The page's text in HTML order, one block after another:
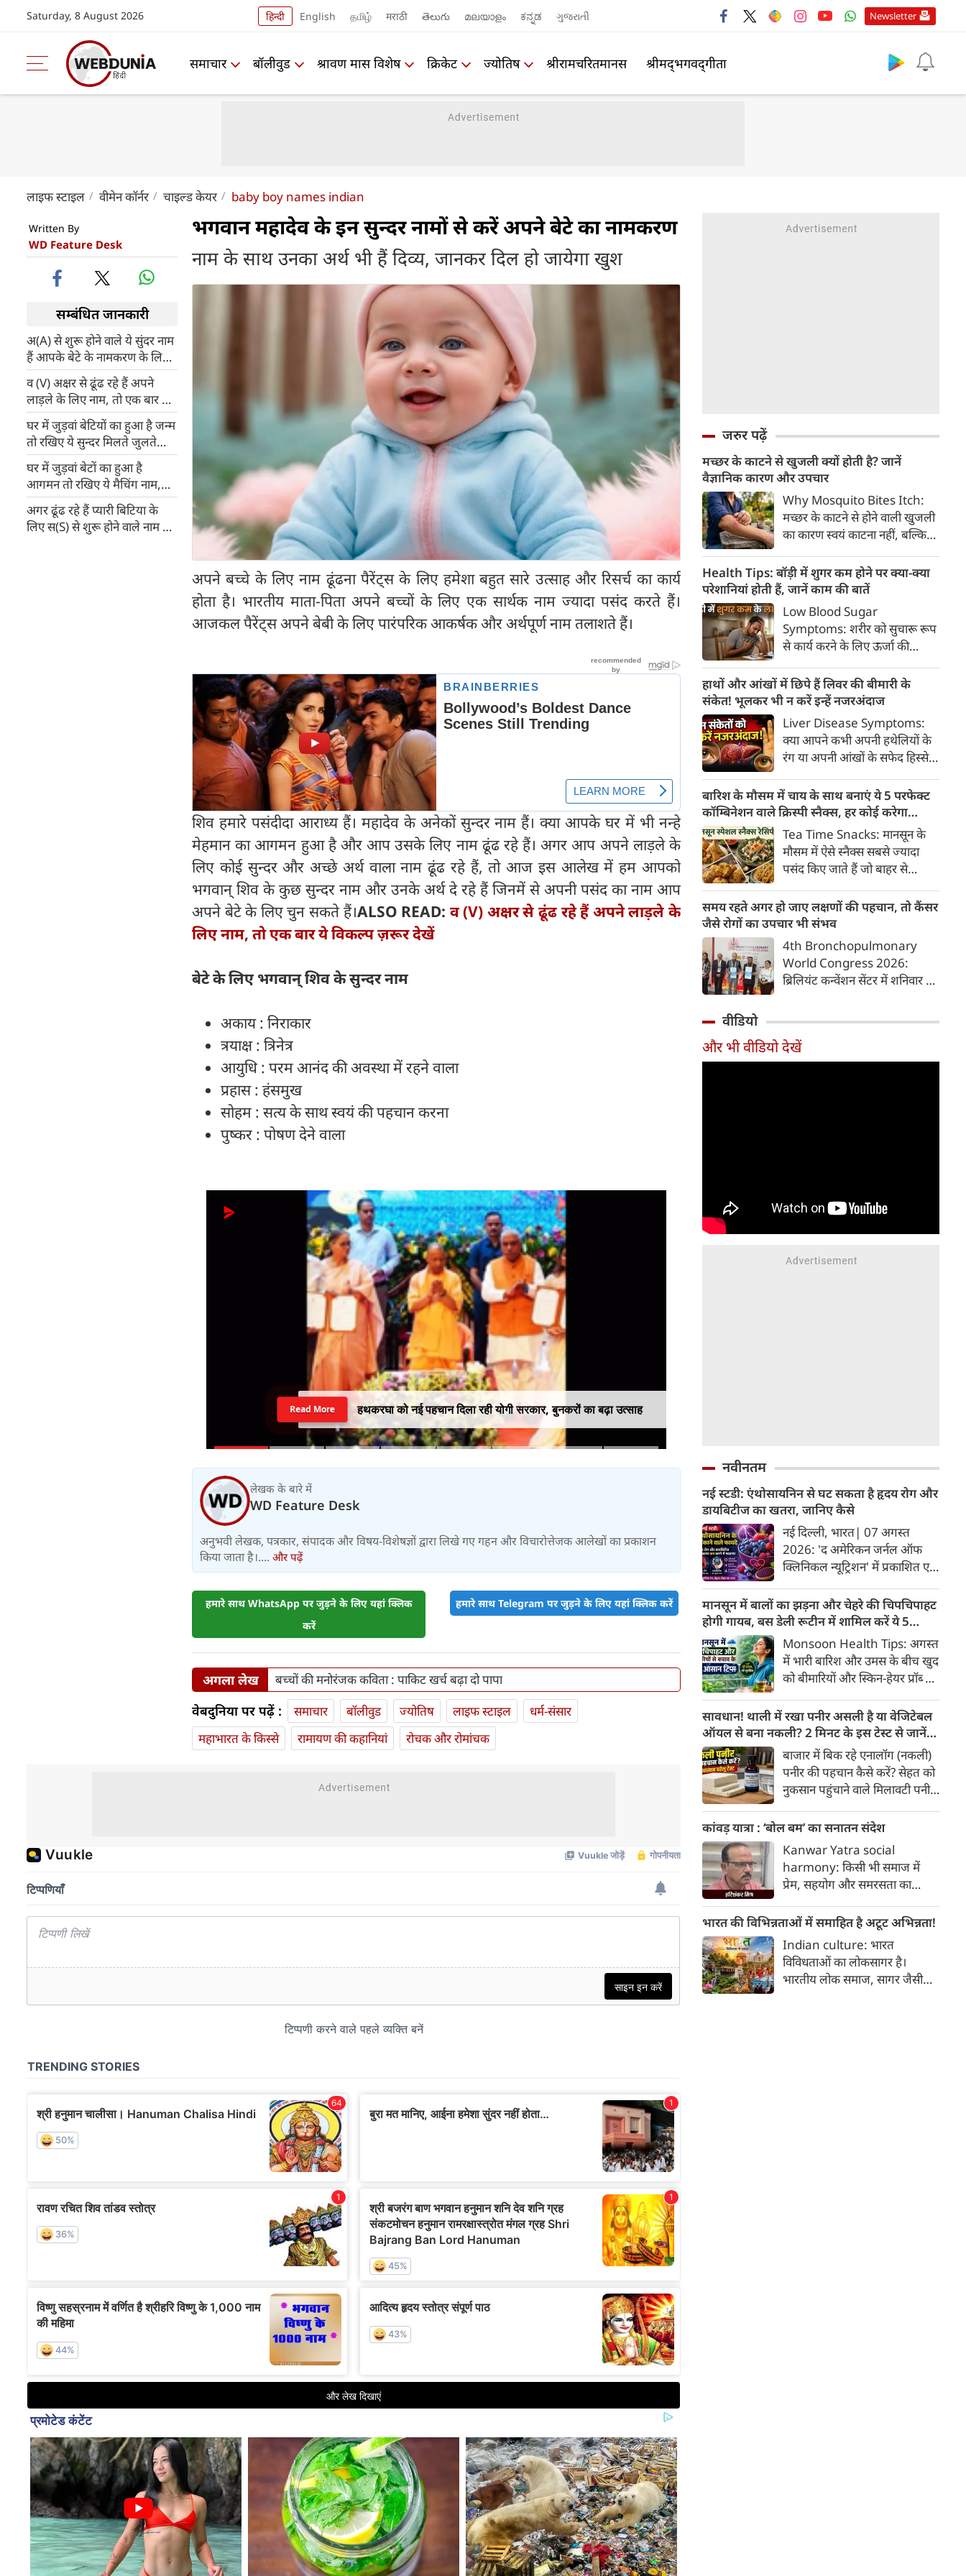
Saturday, 8 August 2026 हिन्दी English தமிழ் मराठी తెలుగు മലയാളം ಕನ್ನಡ ગુજરાતી Newsletter
समाचार बॉलीवुड श्रावण मास विशेष क्रिकेट ज्योतिष श्रीरामचरितमानस श्रीमद्‍भगवद्‍गीता
लाइफ स्‍टाइल वीमेन कॉर्नर चाइल्ड केयर baby boy names indian
Written By
WD Feature Desk
सम्बंधित जानकारी
अ(A) से शुरू होने वाले ये सुंदर नाम
हैं आपके बेटे के नामकरण के लिए
बहुत ही कल्याणकारी
व (V) अक्षर से ढूंढ रहे हैं अपने
लाड़ले के लिए नाम, तो एक बार ये
विकल्प ज़रूर देखें
घर में जुड़वां बेटियों का हुआ है जन्म
तो रखिए ये सुन्दर मिलते जुलते
नाम, खुशी हो जाएगी दुगनी
घर में जुड़वां बेटों का हुआ है
आगमन तो रखिए ये मैचिंग नाम,
खुशी हो जाएगी दुगनी
अगर ढूंढ रहे हैं प्यारी बिटिया के
लिए स(S) से शुरू होने वाले नाम तो
भगवान महादेव के इन सुन्दर नामों से करें अपने बेटे का नामकरण
नाम के साथ उनका अर्थ भी हैं दिव्य, जानकर दिल हो जायेगा खुश
अपने बच्चे के लिए नाम ढूंढना पैरेंट्स के लिए हमेशा बहुत सारे उत्साह और रिसर्च का कार्य
होता है। भारतीय माता-पिता अपने बच्चों के लिए एक सार्थक नाम ज्यादा पसंद करते हैं।
आजकल पैरेंट्स अपने बेबी के लिए पारंपरिक आकर्षक और अर्थपूर्ण नाम तलाशते हैं।
शिव हमारे पसंदीदा आराध्य हैं। महादेव के अनेकों सुन्दर नाम हैं। क्या आपके घर में भी नन्हे
मेहमान का आगमन हुआ है और आप उसके लिए नाम ढूंढ रहे हैं। अगर आप अपने लाड़ले के
लिए कोई सुन्दर और अच्छे अर्थ वाला नाम ढूंढ रहे हैं, तो आज इस आलेख में हम आपको
भगवान् शिव के कुछ सुन्दर नाम और उनके अर्थ दे रहे हैं जिनमें से अपनी पसंद का नाम आप
अपने बेटे के लिए चुन सकते हैं।ALSO READ: व (V) अक्षर से ढूंढ रहे हैं अपने लाड़ले के
लिए नाम, तो एक बार ये विकल्प ज़रूर देखें
बेटे के लिए भगवान् शिव के सुन्दर नाम
अकाय : निराकार
त्रयाक्ष : त्रिनेत्र
आयुधि : परम आनंद की अवस्था में रहने वाला
प्रहास : हंसमुख
सोहम : सत्य के साथ स्वयं की पहचान करना
पुष्कर : पोषण देने वाला
भारत में बढ़ रहा EV का क्रेज, खरीदने से पहले जानें इलेक्ट्रिक वाहनों के 4
प्रकार और इनके फायदे
Read More
लेखक के बारे में
WD Feature Desk
अनुभवी लेखक, पत्रकार, संपादक और विषय-विशेषज्ञों द्वारा लिखे गए गहन और विचारोत्तेजक आलेखों का प्रकाशन
किया जाता है।.... और पढ़ें
हमारे साथ WhatsApp पर जुड़ने के लिए यहां क्लिक
करें
हमारे साथ Telegram पर जुड़ने के लिए यहां क्लिक करें
अगला लेख बच्चों की मनोरंजक कविता : पाकिट खर्च बढ़ा दो पापा
वेबदुनिया पर पढ़ें : समाचार बॉलीवुड ज्योतिष लाइफ स्‍टाइल
धर्म-संसार
महाभारत के किस्से
रामायण की कहानियां रोचक और रोमांचक
जरुर पढ़ें
मच्छर के काटने से खुजली क्यों होती है? जानें
वैज्ञानिक कारण और उपचार
Why Mosquito Bites Itch:
मच्छर के काटने से होने वाली खुजली
का कारण स्वयं काटना नहीं, बल्कि
प्रतिरक्षा प्रतिक्रिया है। हिस्टामिन के
निकलने से त्वचा पर लालिमा, सूजन
और खुजली होती है। यहां जानिए
मच्छर के काटने से खुजली क्यों होती
है, इसके पीछे का वैज्ञानिक कारण
क्या है, हिस्टामिन की क्या भूमिका
होती है और खुजली से राहत पाने के
प्रभावी घरेलू व चिकित्सीय उपाय।
Health Tips: बॉड़ी में शुगर कम होने पर क्या-क्या
परेशानियां होती हैं, जानें काम की बातें
Low Blood Sugar
Symptoms: शरीर को सुचारू रूप
से कार्य करने के लिए ऊर्जा की
का प्रमुख स्रोत ग्लूकोज यानी ब्लड
शुगर है। जब शरीर में ब्लड शुगर का
स्तर सामान्य से कम हो जाता है, तो
इस स्थिति को हाइपोग्लाइसीमिया
(Hypoglycemia) कहा जाता है।
ब्लड शुगर कम होने पर शरीर तुरंत
संकेत देना शुरू कर देता है।
हाथों और आंखों में छिपे हैं लिवर की बीमारी के
संकेत! भूलकर भी न करें इन्हें नजरअंदाज
Liver Disease Symptoms:
क्या आपने कभी अपनी हथेलियों के
रंग या अपनी आंखों के सफेद हिस्से
अक्सर हम हलकी लालिमा या आंखों
के पीलेपन को थकान समझकर टाल
देते हैं। लेकिन शरीर के ये छोटे-छोटे
बदलाव असल में एक बहुत बड़ी
चेतावनी हो सकते हैं।
बारिश के मौसम में चाय के साथ बनाएं ये 5 परफेक्ट
कॉम्बिनेशन वाले क्रिस्पी स्नैक्स, हर कोई करेगा
तारीफ
Tea Time Snacks: मानसून के
मौसम में ऐसे स्नैक्स सबसे ज्यादा
पसंद किए जाते हैं जो बाहर से
लाजवाब हों। यहां आपके लिये प्रस्तुत
हैं पकौड़ों से लेकर कॉर्न फ्रिटर्स तक
के कई मसालेदार स्नैक्स की ऐसी
रेसिपीज, जिन्हें आप घर पर कम
समय में आसानी से तैयार कर सकते
हैं।
समय रहते अगर हो जाए लक्षणों की पहचान, तो कैंसर
जैसे रोगों का उपचार भी संभव
4th Bronchopulmonary
World Congress 2026:
ब्रिलियंट कन्वेंशन सेंटर में शनिवार से
विदेश से आए पल्मोनोलॉजिस्ट,
क्रिटिकल केयर विशेषज्ञ, थोरासिक
(रजिस्ट्रेशन) कराया है।
वीडियो
और भी वीडियो देखें
नवीनतम
नई स्टडी: एंथोसायनिन से घट सकता है हृदय रोग और
डायबिटीज का खतरा, जानिए कैसे
नई दिल्ली, भारत| 07 अगस्त
2026: 'द अमेरिकन जर्नल ऑफ
क्लिनिकल न्यूट्रिशन' में प्रकाशित एक
अनुसार, लाल, नीले और बैंगनी रंग के
खाद्य पदार्थों में पाए जाने वाले
प्राकृतिक बायोएक्टिव तत्व
'एंथोसायनिन' का अधिक सेवन स्वस्थ
व्यक्तियों में हृदय और मेटाबॉलिक
स्वास्थ्य को बेहतर बनाने में मददगार
साबित हो सकता है।
मानसून में बालों का झड़ना और चेहरे की चिपचिपाहट
होगी गायब, बस डेली रूटीन में शामिल करें ये 5
लाइफस्टाइल टिप्सMonsoon Health Tips: अगस्त
में भारी बारिश और उमस के बीच खुद
को बीमारियों और स्किन-हेयर प्रॉब्लम
बताएं 5 बेस्ट मानसून लाइफस्टाइल
हैक्स।
सावधान! थाली में रखा पनीर असली है या वेजिटेबल
ऑयल से बना नकली? 2 मिनट के इस टेस्ट से जानें
सच्चाई
बाजार में बिक रहे एनालॉग (नकली)
पनीर की पहचान कैसे करें? सेहत को
नुकसान पहुंचाने वाले मिलावटी पनीर
यहां जानें।
कांवड़ यात्रा : ‘बोल बम’ का सनातन संदेश
Kanwar Yatra social
harmony: किसी भी समाज में
प्रेम, सहयोग और समरसता का
जब व्यक्ति अपने अहंकार का त्याग
कर भक्ति का पथ अपनाता है। कांवड़
यात्रा इसी सत्य का सजीव प्रतीक है।
मनुष्य को मनुष्य से जोड़ने वाली
सांस्कृतिक चेतना की यह एक विराट
भारत की विभिन्नताओं में समाहित है अटूट अभिन्नता!
Indian culture: भारत
विविधताओं का लोकसागर है।
भारतीय लोक समाज, सागर जैसी